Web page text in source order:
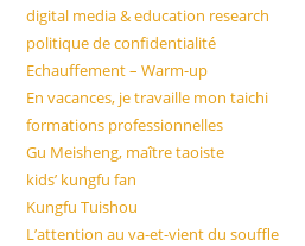
digital media & education research
politique de confidentialité
Echauffement – Warm-up
En vacances, je travaille mon taichi
formations professionnelles
Gu Meisheng, maître taoiste
kids’ kungfu fan
Kungfu Tuishou
L’attention au va-et-vient du souffle